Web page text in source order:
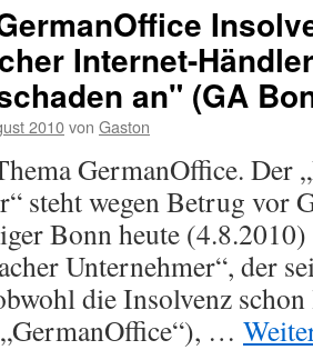
Internet-
an" (GA
2010von Gaston
GermanOffice. Der
steht wegen Betrug vor
Bonn heute
Unternehmer“, der
die Insolvenz schon
…